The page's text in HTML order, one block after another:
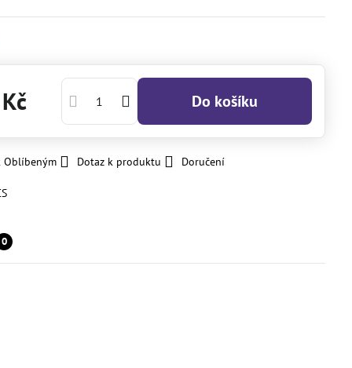
Do košíku
Oblíbeným Dotaz k produktu Doručení
0